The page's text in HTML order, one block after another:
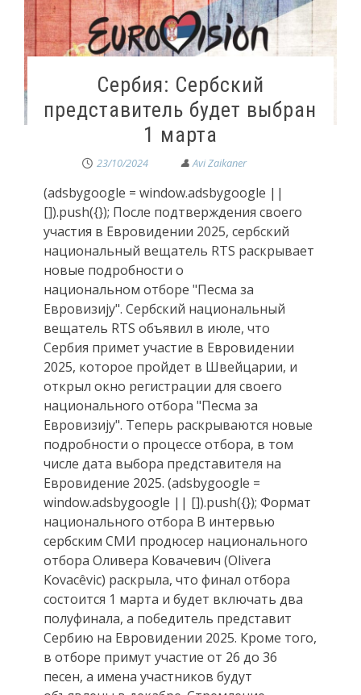
Сербия: Сербский
представитель будет выбран
1 марта
23/10/2024
(adsbygoogle = window.adsbygoogle ||
[]).push({}); После подтверждения своего
участия в Евровидении 2025, сербский
национальный вещатель RTS раскрывает
новые подробности о
национальном отборе "Песма за
Евровизију". Сербский национальный
вещатель RTS объявил в июле, что
Сербия примет участие в Евровидении
2025, которое пройдет в Швейцарии, и
открыл окно регистрации для своего
национального отбора "Песма за
Евровизију". Теперь раскрываются новые
подробности о процессе отбора, в том
числе дата выбора представителя на
Евровидение 2025. (adsbygoogle =
window.adsbygoogle || []).push({}); Формат
национального отбора В интервью
сербским СМИ продюсер национального
отбора Оливера Ковачевич (Olivera
Kovacêvic) раскрыла, что финал отбора
состоится 1 марта и будет включать два
полуфинала, а победитель представит
Сербию на Евровидении 2025. Кроме того,
в отборе примут участие от 26 до 36
песен, а имена участников будут